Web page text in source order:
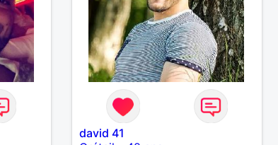
david 41